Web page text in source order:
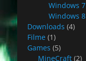
Windows 7
Windows 8
Downloads (4)
Filme (1)
Games (5)
MineCraft (2)